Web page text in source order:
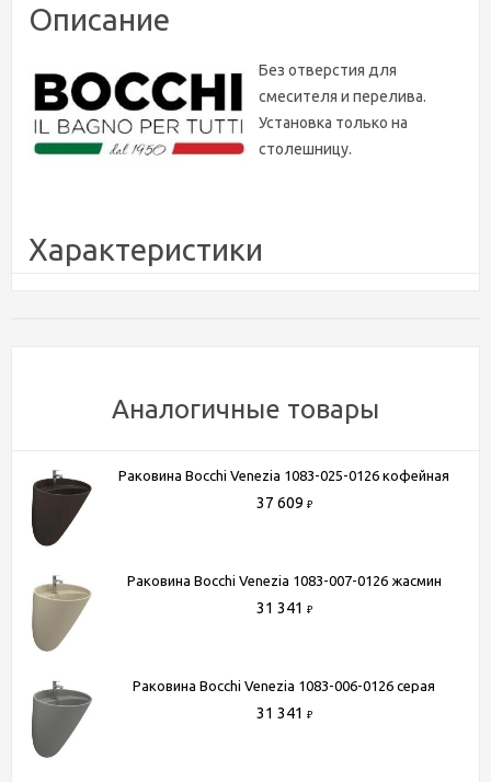
Описание
Без отверстия для
смесителя и перелива.
Установка только на
столешницу.
Характеристики
10 лет
Перелив
нет
Ориентация
универсальная
Форма
Ширина, см
Высота, см
Глубина, см
Цвет
черный
Донный клапан
нет
Дизайн
Аналогичные товары
Раковина Bocchi Venezia 1083-025-0126 кофейная
37 609 ₽
Раковина Bocchi Venezia 1083-007-0126 жасмин
31 341 ₽
Раковина Bocchi Venezia 1083-006-0126 серая
31 341 ₽